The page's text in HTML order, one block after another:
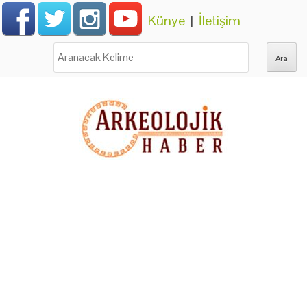
Künye | İletişim